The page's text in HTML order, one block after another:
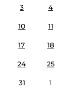
3 4
10 11
17 18
24 25
31 1